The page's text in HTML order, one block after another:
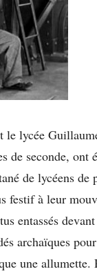
le lycée
de seconde, ont
de lycéens de
festif à leur
entassés
archaïques
une allumette.